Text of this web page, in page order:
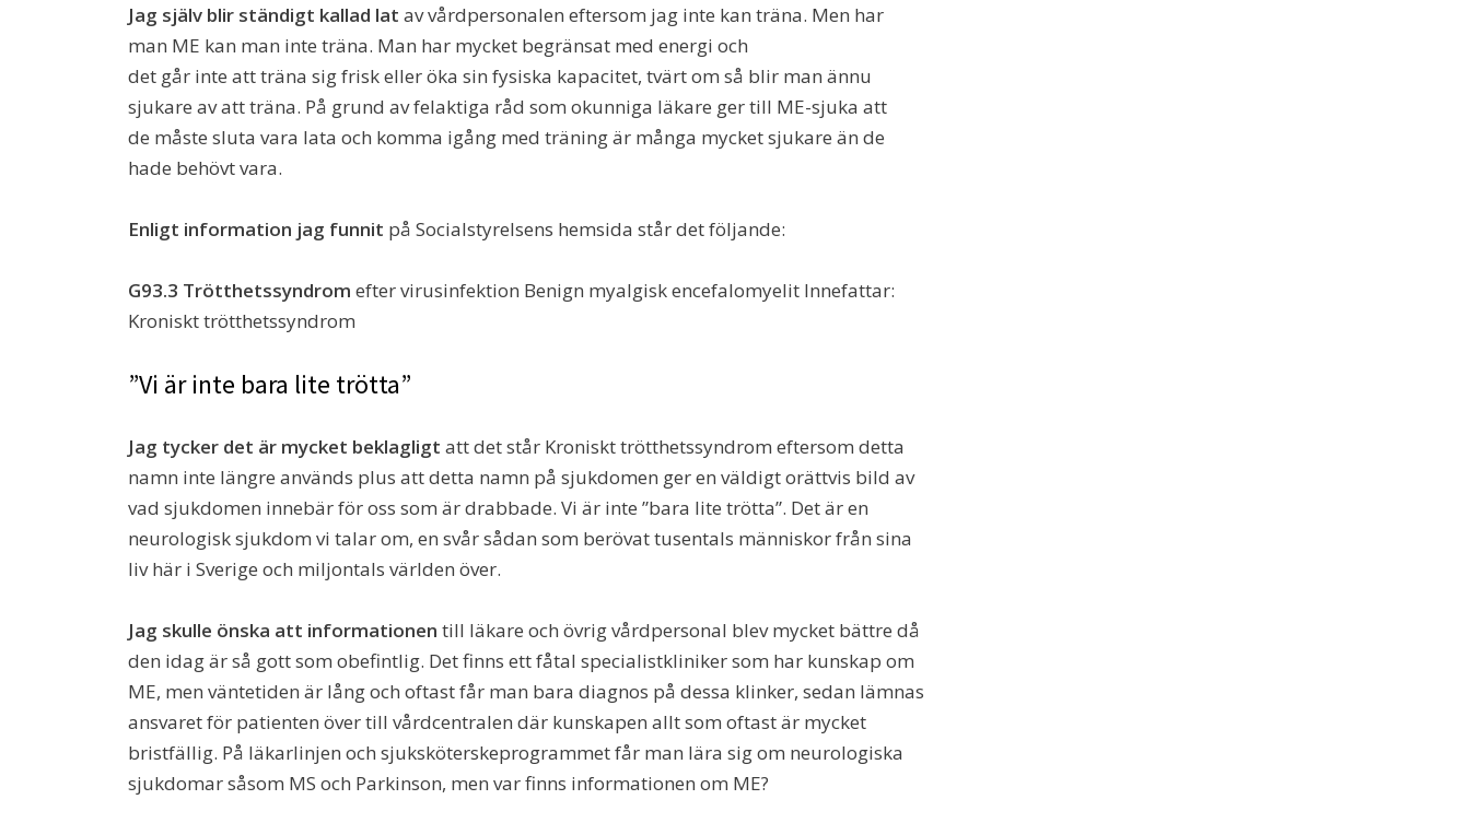
Jag själv blir ständigt kallad lat av vårdpersonalen eftersom jag inte kan träna. Men har
man ME kan man inte träna. Man har mycket begränsat med energi och
det går inte att träna sig frisk eller öka sin fysiska kapacitet, tvärt om så blir man ännu
sjukare av att träna. På grund av felaktiga råd som okunniga läkare ger till ME-sjuka att
de måste sluta vara lata och komma igång med träning är många mycket sjukare än de
hade behövt vara.
Enligt information jag funnit på Socialstyrelsens hemsida står det följande:
G93.3 Trötthetssyndrom efter virusinfektion Benign myalgisk encefalomyelit Innefattar:
Kroniskt trötthetssyndrom
”Vi är inte bara lite trötta”
Jag tycker det är mycket beklagligt att det står Kroniskt trötthetssyndrom eftersom detta
namn inte längre används plus att detta namn på sjukdomen ger en väldigt orättvis bild av
vad sjukdomen innebär för oss som är drabbade. Vi är inte ”bara lite trötta”. Det är en
neurologisk sjukdom vi talar om, en svår sådan som berövat tusentals människor från sina
liv här i Sverige och miljontals världen över.
Jag skulle önska att informationen till läkare och övrig vårdpersonal blev mycket bättre då
den idag är så gott som obefintlig. Det finns ett fåtal specialistkliniker som har kunskap om
ME, men väntetiden är lång och oftast får man bara diagnos på dessa klinker, sedan lämnas
ansvaret för patienten över till vårdcentralen där kunskapen allt som oftast är mycket
bristfällig. På läkarlinjen och sjuksköterskeprogrammet får man lära sig om neurologiska
sjukdomar såsom MS och Parkinson, men var finns informationen om ME?